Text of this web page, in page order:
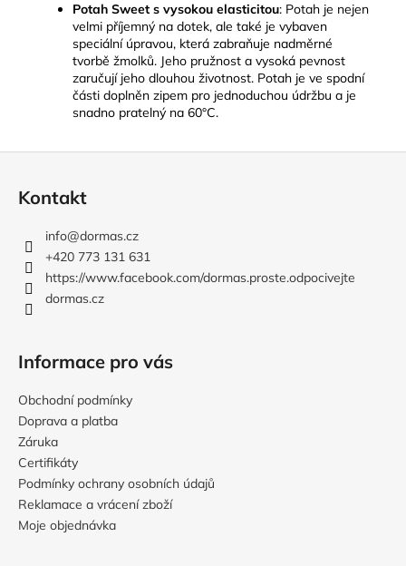
Potah Sweet s vysokou elasticitou: Potah je nejen
velmi příjemný na dotek, ale také je vybaven
speciální úpravou, která zabraňuje nadměrné
tvorbě žmolků. Jeho pružnost a vysoká pevnost
zaručují jeho dlouhou životnost. Potah je ve spodní
části doplněn zipem pro jednoduchou údržbu a je
snadno pratelný na 60°C.
Kontakt
info@dormas.cz
+420 773 131 631
https://www.facebook.com/dormas.proste.odpocivejte
dormas.cz
Informace pro vás
Obchodní podmínky
Doprava a platba
Záruka
Certifikáty
Podmínky ochrany osobních údajů
Reklamace a vrácení zboží
Moje objednávka